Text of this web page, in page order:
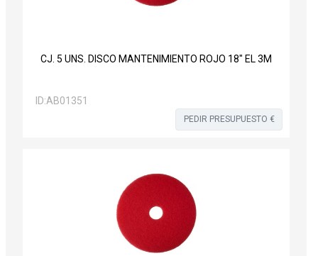
CJ. 5 UNS. DISCO MANTENIMIENTO ROJO 18" EL 3M
ID:AB01351
PEDIR PRESUPUESTO €